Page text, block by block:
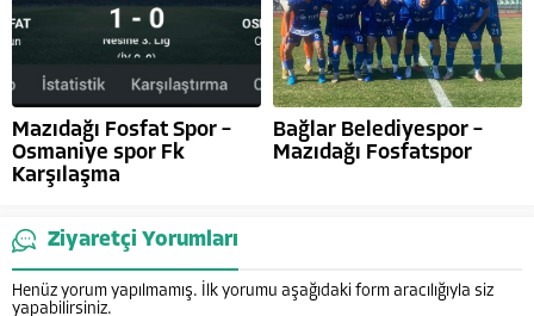
Mazıdağı Fosfat Spor –
Osmaniye spor Fk
Karşılaşma
Bağlar Belediyespor –
Mazıdağı Fosfatspor
Ziyaretçi Yorumları
Henüz yorum yapılmamış. İlk yorumu aşağıdaki form aracılığıyla siz
yapabilirsiniz.